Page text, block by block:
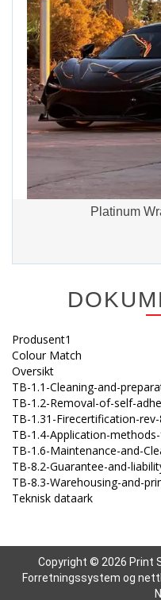
Platinum
Produsent1
Colour Match
Oversikt
TB-1.1-Cleaning-and-
TB-1.2-Removal-of-self-
TB-1.31-Firecertification-
TB-1.4-Application-
TB-1.6-Maintenance-and-
TB-8.2-Guarantee-and-
TB-8.3-Warehousing-and-
Teknisk dataark
Copyright © 2026 Print
Forretningssystem og